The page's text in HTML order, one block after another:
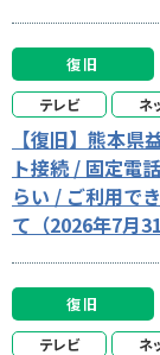
復旧
テレビ ネ
【復旧】熊本
ト接続 / 固定電
らい / ご利用で
て（2026年7月
復旧
テレビ ネ